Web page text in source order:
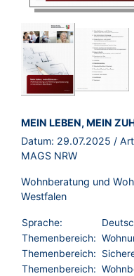
BROSCHÜRE:
MEIN LEBEN, MEIN
Datum: 29.07.2025 /
MAGS NRW
Wohnberatung und
Westfalen
Sprache:
Themenbereich:
Themenbereich:
Themenbereich: